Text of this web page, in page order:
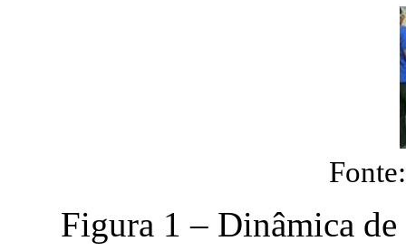
Figura 1 – Dinâmica de